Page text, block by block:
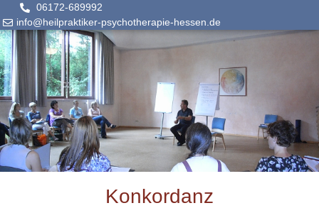
06172-689992
info@heilpraktiker-psychotherapie-hessen.de
Konkordanz